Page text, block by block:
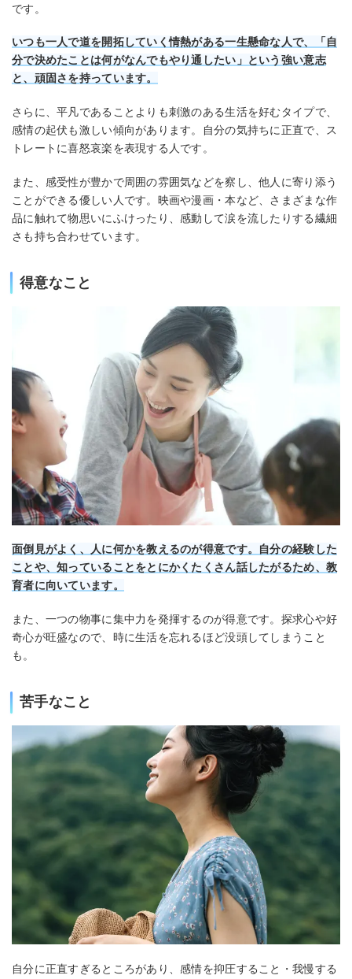
です。
いつも一人で道を開拓していく情熱がある一生懸命な人で、「自
分で決めたことは何がなんでもやり通したい」という強い意志
と、頑固さを持っています。
さらに、平凡であることよりも刺激のある生活を好むタイプで、
感情の起伏も激しい傾向があります。自分の気持ちに正直で、ス
トレートに喜怒哀楽を表現する人です。
また、感受性が豊かで周囲の雰囲気などを察し、他人に寄り添う
ことができる優しい人です。映画や漫画・本など、さまざまな作
品に触れて物思いにふけったり、感動して涙を流したりする繊細
さも持ち合わせています。
得意なこと
面倒見がよく、人に何かを教えるのが得意です。自分の経験した
ことや、知っていることをとにかくたくさん話したがるため、教
育者に向いています。
また、一つの物事に集中力を発揮するのが得意です。探求心や好
奇心が旺盛なので、時に生活を忘れるほど没頭してしまうこと
も。
苦手なこと
自分に正直すぎるところがあり、感情を抑圧すること・我慢する